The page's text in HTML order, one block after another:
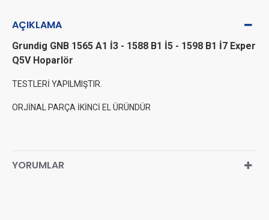
AÇIKLAMA
Grundig GNB 1565 A1 İ3 - 1588 B1 İ5 - 1598 B1 İ7 Exper
Q5V Hoparlör
TESTLERİ YAPILMIŞTIR.
ORJİNAL PARÇA İKİNCİ EL ÜRÜNDÜR
YORUMLAR